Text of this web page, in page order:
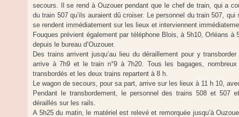
secours. Il se rend à Ouzouer pendant que le chef de train, qui a
du train 507 qu’ils auraient dû croiser. Le personnel du train 507,
se rendent immédiatement sur les lieux et interviennent
Fouques prévient également par téléphone Blois, à 5h10, Orléans
depuis le bureau d’Ouzouer.
Des trains arrivent jusqu’au lieu du déraillement pour y
arrive à 7h9 et le train n°9 à 7h20. Tous les bagages,
transbordés et les deux trains repartent à 8 h.
Le wagon de secours, pour sa part, arrive sur les lieux à 11 h 10,
Pendant le transbordement, le personnel des trains 508 et 507
déraillés sur les rails.
A 5h25 du matin, le matériel est relevé et remorquée jusqu’à